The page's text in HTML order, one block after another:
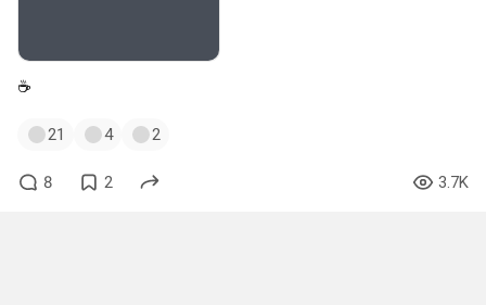
☕
21 4 2
8 2 3.7K